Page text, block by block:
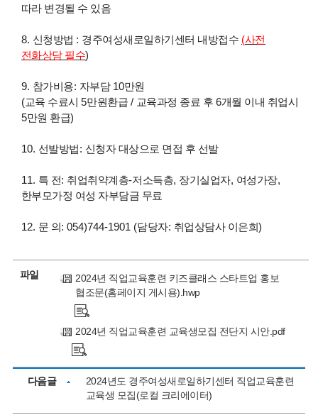
따라 변경될 수 있음
8. 신청방법 : 경주여성새로일하기센터 내방접수 (사전
전화상담 필수)
9. 참가비용: 자부담 10만원
(교육 수료시5만원환급 / 교육과정 종료 후 6개월 이내 취업시
5만원 환급)
10. 선발방법: 신청자 대상으로 면접 후 선발
11. 특 전: 취업취약계층-저소득층, 장기실업자, 여성가장,
한부모가정 여성 자부담금 무료
12. 문 의 : 054)744-1901 (담당자: 취업상담사 이은희)
파일
2024년 직업교육훈련 키즈클래스 스타트업 홍보
협조문(홈페이지 게시용).hwp
2024년 직업교육훈련 교육생모집 전단지 시안.pdf
다음글
2024년도 경주여성새로일하기센터 직업교육훈련
교육생 모집(로컬 크리에이터)